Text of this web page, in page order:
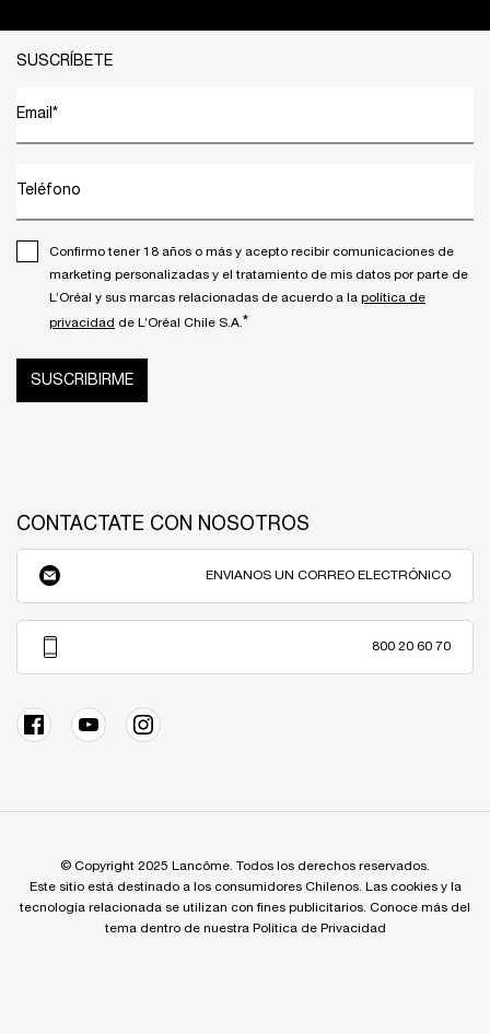
SUSCRÍBETE
Email *
Teléfono
Confirmo tener 18 años o más y acepto recibir comunicaciones de
marketing personalizadas y el tratamiento de mis datos por parte de
L’Oréal y sus marcas relacionadas de acuerdo a la política de
privacidad de L’Oréal Chile S.A. *
SUSCRIBIRME
CONTACTATE CON NOSOTROS
ENVIANOS UN CORREO ELECTRÓNICO
800 20 60 70
© Copyright 2025 Lancôme. Todos los derechos reservados.
Este sitio está destinado a los consumidores Chilenos. Las cookies y la
tecnología relacionada se utilizan con fines publicitarios. Conoce más del
tema dentro de nuestra Política de Privacidad